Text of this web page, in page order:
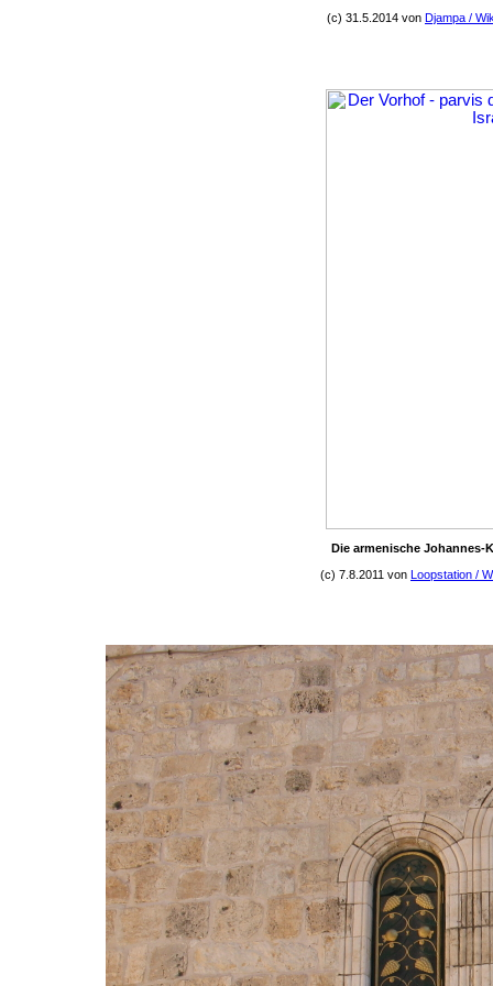
(c) 31.5.2014 von Djampa /
Die armenische Johannes-
(c) 7.8.2011 von Loopstation /